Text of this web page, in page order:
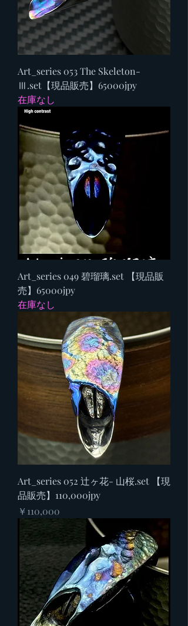
Art_series 053 The Skeleton-
Ⅲ.set【現品販売】65000jpy
在庫なし
Art_series 049 碧瑠璃.set 【現品販
売】65000jpy
在庫なし
Art_series 052 辻ヶ花- 山桜.set 【現
品販売】110,000jpy
価格
￥110,000